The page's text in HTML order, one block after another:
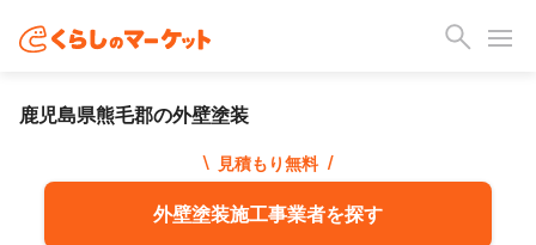
鹿児島県熊毛郡の外壁塗装
\ 見積もり無料 /
外壁塗装施工事業者を探す